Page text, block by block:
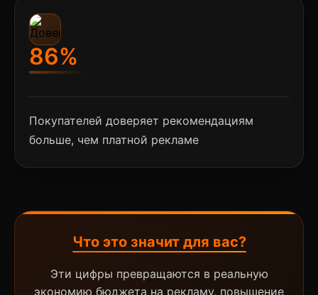
86%
Покупателей доверяет рекомендациям
больше, чем платной рекламе
Что это значит для вас?
Эти цифры превращаются в реальную
экономию бюджета на рекламу, повышение